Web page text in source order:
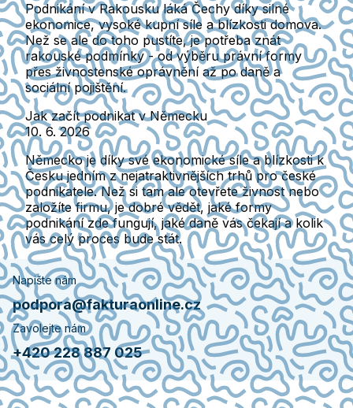
Podnikání v Rakousku láká Čechy díky silné
ekonomice, vysoké kupní síle a blízkosti domova.
Než se ale do toho pustíte, je potřeba znát
rakouské podmínky - od výběru právní formy
přes živnostenské oprávnění až po daně a
sociální pojištění.
Jak začít podnikat v Německu
10. 6. 2026
Německo je díky své ekonomické síle a blízkosti k
Česku jedním z nejatraktivnějších trhů pro české
podnikatele. Než si tam ale otevřete živnost nebo
založíte firmu, je dobré vědět, jaké formy
podnikání zde fungují, jaké daně vás čekají a kolik
vás celý proces bude stát.
Napište nám
podpora@fakturaonline.cz
Zavolejte nám
+420 228 887 025